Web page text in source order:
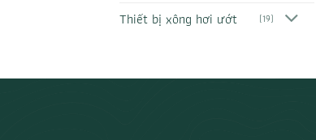
Thiết bị xông hơi ướt (19)